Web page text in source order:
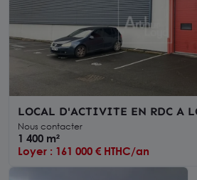
LOCAL D'ACTIVITE EN RDC A
Nous contacter
1 400 m²
Loyer : 161 000 € HTHC/an